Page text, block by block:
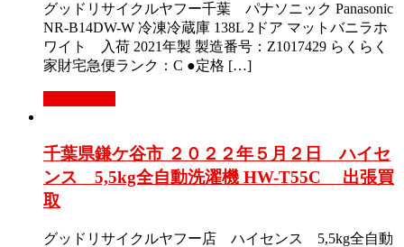
グッドリサイクルヤフー千葉 パナソニック Panasonic
NR-B14DW-W 冷凍冷蔵庫 138L 2ドア マットバニラホ
ワイト 入荷 2021年製 製造番号：Z1017429 らくらく
家財宅急便ランク：C ●定格 […]
千葉県鎌ケ谷市 ２０２２年５月２日 ハイセ
ンス 5,5kg全自動洗濯機 HW-T55C 出張買
取
グッドリサイクルヤフー店 ハイセンス 5,5kg全自動